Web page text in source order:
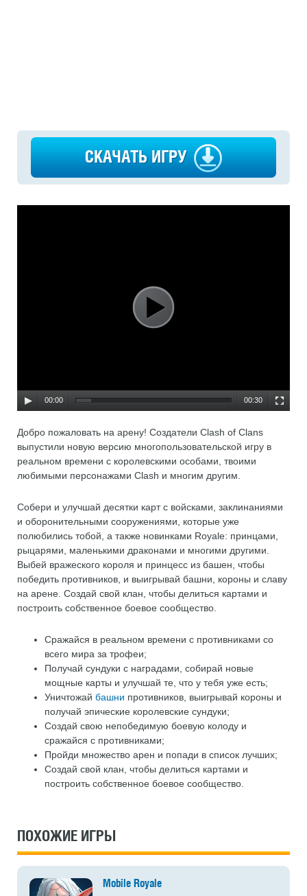
СКАЧАТЬ ИГРУ
00:00 00:30
Добро пожаловать на арену! Создатели Clash of Clans
выпустили новую версию многопользовательской игру в
реальном времени с королевскими особами, твоими
любимыми персонажами Clash и многим другим.
Собери и улучшай десятки карт с войсками, заклинаниями
и оборонительными сооружениями, которые уже
полюбились тобой, а также новинками Royale: принцами,
рыцарями, маленькими драконами и многими другими.
Выбей вражеского короля и принцесс из башен, чтобы
победить противников, и выигрывай башни, короны и славу
на арене. Создай свой клан, чтобы делиться картами и
построить собственное боевое сообщество.
Сражайся в реальном времени с противниками со
всего мира за трофеи;
Получай сундуки с наградами, собирай новые
мощные карты и улучшай те, что у тебя уже есть;
Уничтожай башни противников, выигрывай короны и
получай эпические королевские сундуки;
Создай свою непобедимую боевую колоду и
сражайся с противниками;
Пройди множество арен и попади в список лучших;
Создай свой клан, чтобы делиться картами и
построить собственное боевое сообщество.
ПОХОЖИЕ ИГРЫ
Mobile Royale